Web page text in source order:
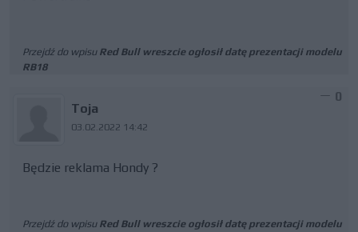
Przejdź do wpisu Red Bull wreszcie ogłosił datę prezentacji modelu
RB18
Toja
03.02.2022 14:42
0
Będzie reklama Hondy ?
Przejdź do wpisu Red Bull wreszcie ogłosił datę prezentacji modelu